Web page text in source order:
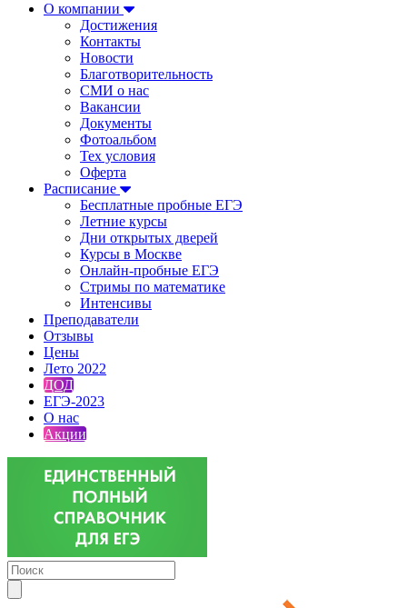
О компании
Достижения
Контакты
Новости
Благотворительность
СМИ о нас
Вакансии
Документы
Фотоальбом
Тех условия
Оферта
Расписание
Бесплатные пробные ЕГЭ
Летние курсы
Дни открытых дверей
Курсы в Москве
Онлайн-пробные ЕГЭ
Стримы по математике
Интенсивы
Преподаватели
Отзывы
Цены
Лето 2022
ДОД
ЕГЭ-2023
О нас
Акции